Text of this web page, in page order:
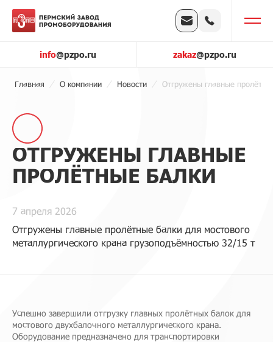
info@pzpo.ru zakaz@pzpo.ru
Главная О компании Новости Отгружены главные
ОТГРУЖЕНЫ ГЛАВНЫЕ
ПРОЛЁТНЫЕ БАЛКИ
7 апреля 2026
Отгружены главные пролётные балки для мостового
металлургического крана грузоподъёмностью 32/15 т
Успешно завершили отгрузку главных пролётных балок для
мостового двухбалочного металлургического крана.
Оборудование предназначено для транспортировки